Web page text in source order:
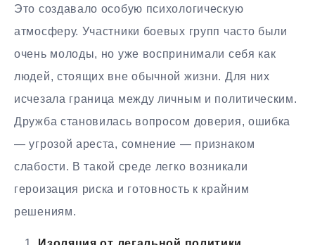
Это создавало особую психологическую
атмосферу. Участники боевых групп часто были
очень молоды, но уже воспринимали себя как
людей, стоящих вне обычной жизни. Для них
исчезала граница между личным и политическим.
Дружба становилась вопросом доверия, ошибка
— угрозой ареста, сомнение — признаком
слабости. В такой среде легко возникали
героизация риска и готовность к крайним
решениям.